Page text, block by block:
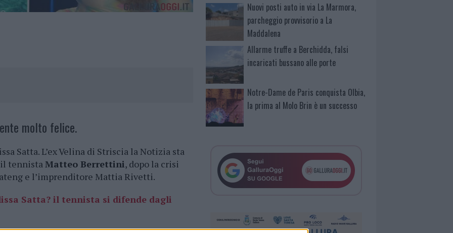
molto felice.
Satta. L’ex Velina di Striscia la Notizia sta
tennistaMatteo Berrettini, dopo la crisi
e l’imprenditore Mattia Rivetti.
Satta? il tennista si difende dagli
Nuovi posti auto in via La Marmora,
parcheggio provvisorio a La
Maddalena
Allarme truffe a Berchidda, falsi
incaricati bussano alle porte
Notre-Dame de Paris conquista Olbia,
la prima al Molo Brin è un successo